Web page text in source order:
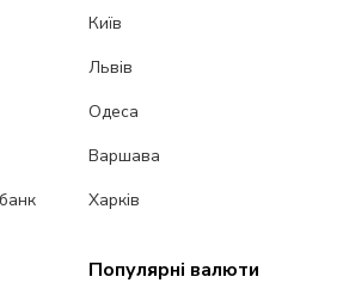
Київ
Львів
Одеса
Варшава
Харків
Популярні валюти